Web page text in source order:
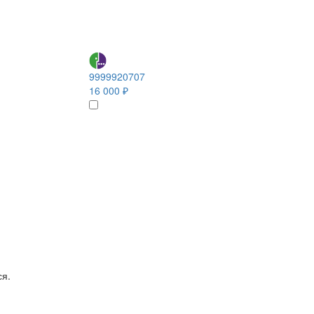
9999920707
16 000 ₽